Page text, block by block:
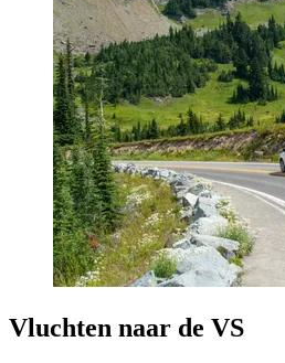
Vluchten naar de VS